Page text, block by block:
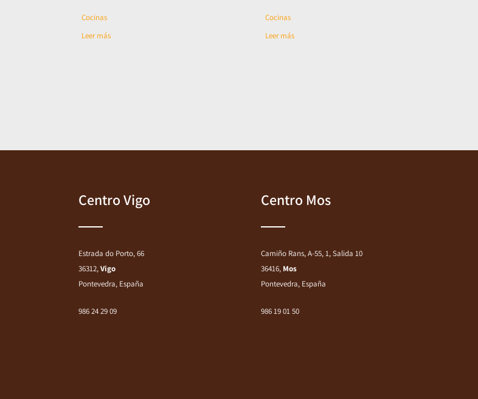
Cocinas
Leer más
Cocinas
Leer más
Centro Vigo
Estrada do Porto, 66
36312,Vigo
Pontevedra, España
986 24 29 09
Centro Mos
Camiño Rans, A-55, 1, Salida 10
36416, Mos
Pontevedra, España
986 19 01 50